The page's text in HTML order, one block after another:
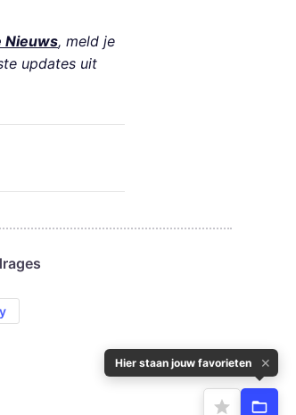
Nieuws, meld je
updates uit
Hier staan jouw favorieten ✕